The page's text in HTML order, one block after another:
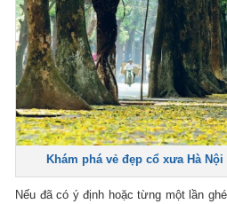
Khám phá vẻ đẹp cổ xưa Hà
Nếu đã có ý định hoặc từng một lần